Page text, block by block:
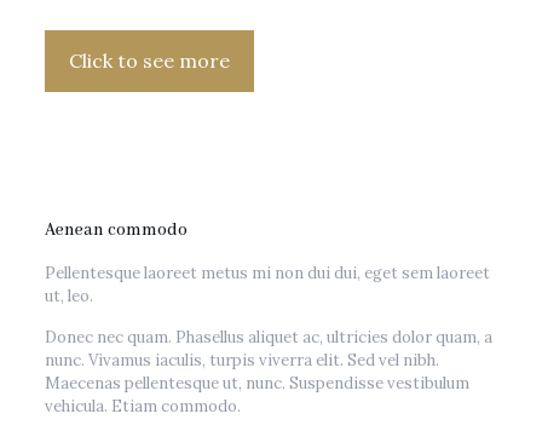
Click to see more
Aenean commodo
Pellentesque laoreet metus mi non dui dui, eget sem laoreet
ut, leo.
Donec nec quam. Phasellus aliquet ac, ultricies dolor quam, a
nunc. Vivamus iaculis, turpis viverra elit. Sed vel nibh.
Maecenas pellentesque ut, nunc. Suspendisse vestibulum
vehicula. Etiam commodo.